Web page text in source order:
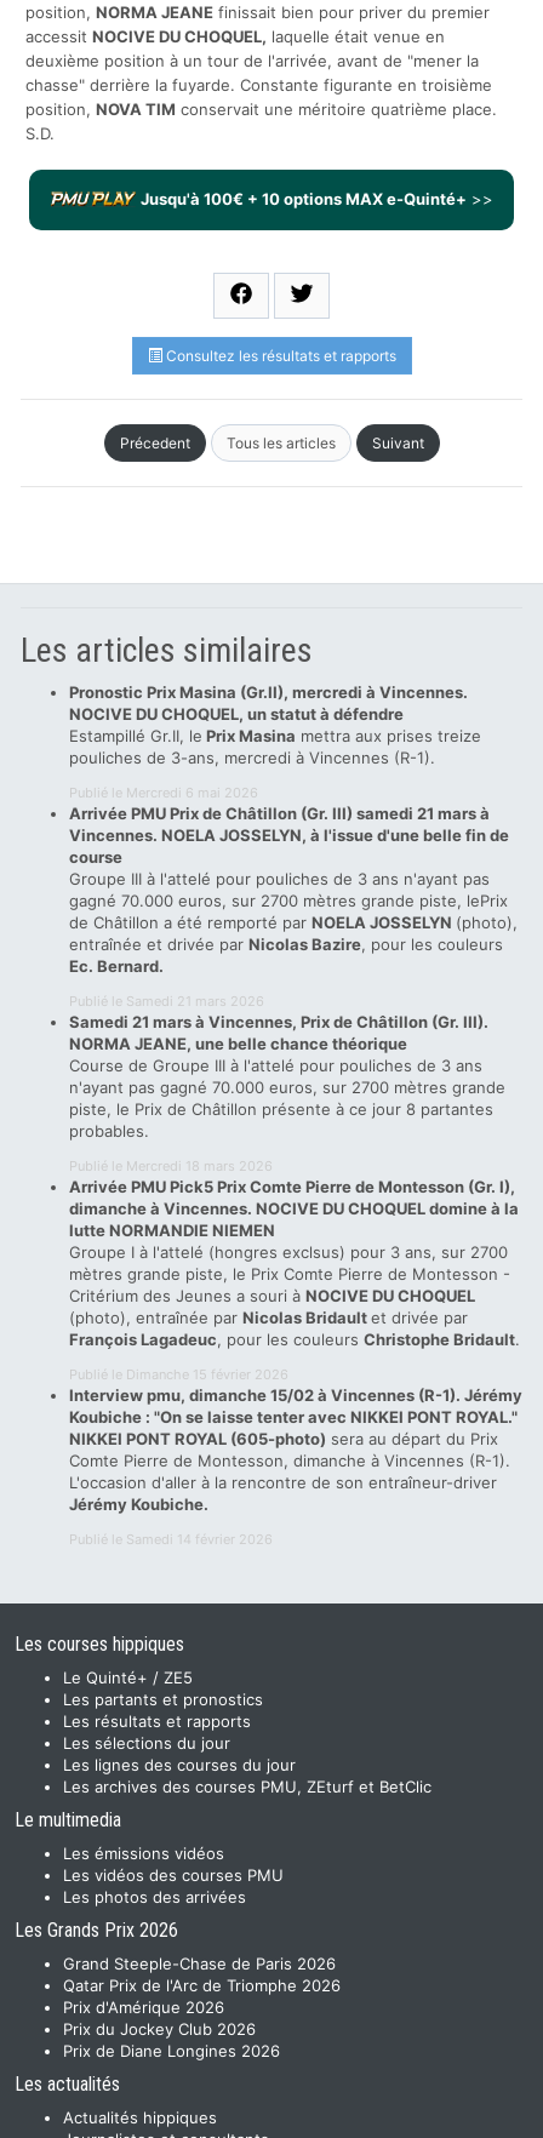
position, NORMA JEANE finissait bien pour priver du premier
accessit NOCIVE DU CHOQUEL, laquelle était venue en
deuxième position à un tour de l'arrivée, avant de "mener la
chasse" derrière la fuyarde. Constante figurante en troisième
position, NOVA TIM conservait une méritoire quatrième place.
S.D.
Jusqu'à 100€ + 10 options MAX e-Quinté+ >>
Consultez les résultats et rapports
Précedent Tous les articles Suivant
Les articles similaires
Pronostic Prix Masina (Gr.II), mercredi à Vincennes.
NOCIVE DU CHOQUEL, un statut à défendre
Estampillé Gr.II, le Prix Masina mettra aux prises treize
pouliches de 3-ans, mercredi à Vincennes (R-1).
Publié le Mercredi 6 mai 2026
Arrivée PMU Prix de Châtillon (Gr. III) samedi 21 mars à
Vincennes. NOELA JOSSELYN, à l'issue d'une belle fin de
course
Groupe III à l'attelé pour pouliches de 3 ans n'ayant pas
gagné 70.000 euros, sur 2700 mètres grande piste, lePrix
de Châtillon a été remporté par NOELA JOSSELYN (photo),
entraînée et drivée par Nicolas Bazire, pour les couleurs
Ec. Bernard.
Publié le Samedi 21 mars 2026
Samedi 21 mars à Vincennes, Prix de Châtillon (Gr. III).
NORMA JEANE, une belle chance théorique
Course de Groupe III à l'attelé pour pouliches de 3 ans
n'ayant pas gagné 70.000 euros, sur 2700 mètres grande
piste, le Prix de Châtillon présente à ce jour 8 partantes
probables.
Publié le Mercredi 18 mars 2026
Arrivée PMU Pick5 Prix Comte Pierre de Montesson (Gr. I),
dimanche à Vincennes. NOCIVE DU CHOQUEL domine à la
lutte NORMANDIE NIEMEN
Groupe I à l'attelé (hongres exclsus) pour 3 ans, sur 2700
mètres grande piste, le Prix Comte Pierre de Montesson -
Critérium des Jeunes a souri à NOCIVE DU CHOQUEL
(photo), entraînée par Nicolas Bridaultet drivée par
François Lagadeuc, pour les couleurs Christophe Bridault.
Publié le Dimanche 15 février 2026
Interview pmu, dimanche 15/02 à Vincennes (R-1). Jérémy
Koubiche : "On se laisse tenter avec NIKKEI PONT ROYAL."
NIKKEI PONT ROYAL (605-photo) sera au départ du Prix
Comte Pierre de Montesson, dimanche à Vincennes (R-1).
L'occasion d'aller à la rencontre de son entraîneur-driver
Jérémy Koubiche.
Publié le Samedi 14 février 2026
Les courses hippiques
Le Quinté+ / ZE5
Les partants et pronostics
Les résultats et rapports
Les sélections du jour
Les lignes des courses du jour
Les archives des courses PMU, ZEturf et BetClic
Le multimedia
Les émissions vidéos
Les vidéos des courses PMU
Les photos des arrivées
Les Grands Prix 2026
Grand Steeple-Chase de Paris 2026
Qatar Prix de l'Arc de Triomphe 2026
Prix d'Amérique 2026
Prix du Jockey Club 2026
Prix de Diane Longines 2026
Les actualités
Actualités hippiques